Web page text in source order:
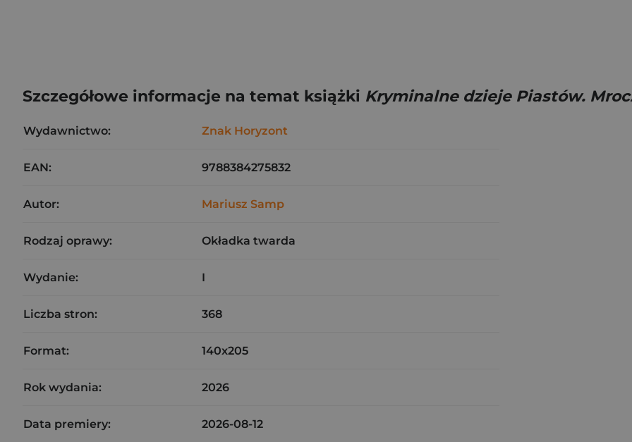
Szczegółowe informacje na temat książki Kryminalne dzieje Piastów.
Wydawnictwo: Znak Horyzont
EAN: 9788384275832
Autor: Mariusz Samp
Rodzaj oprawy: Okładka twarda
Wydanie: I
Liczba stron: 368
Format: 140x205
Rok wydania: 2026
Data premiery: 2026-08-12